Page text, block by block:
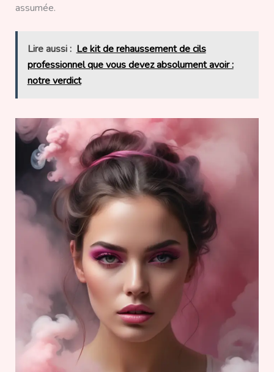
assumée.
Lire aussi : Le kit de rehaussement de cils
professionnel que vous devez absolument avoir :
notre verdict